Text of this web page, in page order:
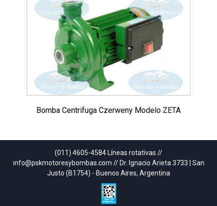
Bomba Centrifuga Czerweny Modelo ZETA
(011) 4605-4584 Líneas rotativas //
info@pskmotoresybombas.com // Dr. Ignacio Arieta 3733 | San
Justo (B1754) - Buenos Aires, Argentina